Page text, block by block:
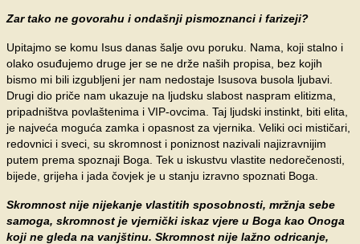
Zar tako ne govorahu i ondašnji pismoznanci i farizeji?
Upitajmo se komu Isus danas šalje ovu poruku. Nama, koji stalno i
olako osuđujemo druge jer se ne drže naših propisa, bez kojih
bismo mi bili izgubljeni jer nam nedostaje Isusova busola ljubavi.
Drugi dio priče nam ukazuje na ljudsku slabost naspram elitizma,
pripadništva povlaštenima i VIP-ovcima. Taj ljudski instinkt, biti elita,
je najveća moguća zamka i opasnost za vjernika. Veliki oci mističari,
redovnici i sveci, su skromnost i poniznost nazivali najizravnijim
putem prema spoznaji Boga. Tek u iskustvu vlastite nedorečenosti,
bijede, grijeha i jada čovjek je u stanju izravno spoznati Boga.
Skromnost nije nijekanje vlastitih sposobnosti, mržnja sebe
samoga, skromnost je vjernički iskaz vjere u Boga kao Onoga
koji ne gleda na vanjštinu. Skromnost nije lažno odricanje,